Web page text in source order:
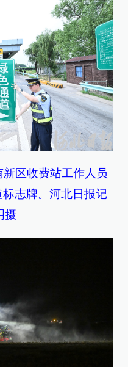
区收费站工作人员
志牌。河北日报记
摄